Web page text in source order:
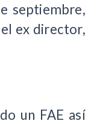
septiembre,
ex director,
un FAE así